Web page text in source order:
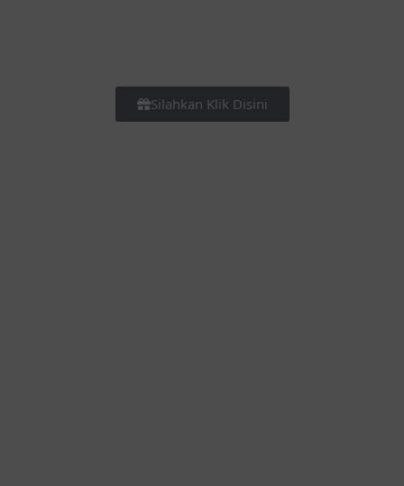
Silahkan Klik Disini